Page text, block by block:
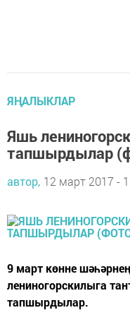
ЯҢАЛЫКЛАР
Яшь
тапшырдылар
автор, 12 март 2017 -
9 март көнне
лениногорскилыга
тапшырдылар.